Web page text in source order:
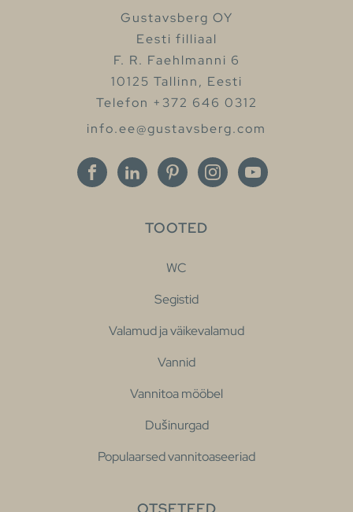
Gustavsberg OY
Eesti filliaal
F. R. Faehlmanni 6
10125 Tallinn, Eesti
Telefon +372 646 0312
info.ee@gustavsberg.com
TOOTED
WC
Segistid
Valamud ja väikevalamud
Vannid
Vannitoa mööbel
Dušinurgad
Populaarsed vannitoaseeriad
OTSETEED